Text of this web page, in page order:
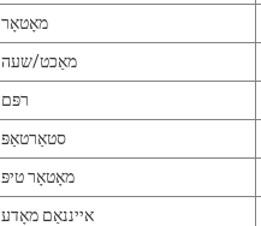
מאָטאָר
מאַכט/שעה
רפּם
סטאַרטאַפּ
מאָטאָר טיפּ
אייננאַם מאָדע